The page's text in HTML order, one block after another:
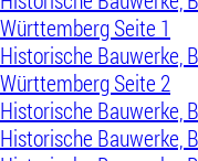
Württemberg Seite 1
Historische Bauwerke,
Württemberg Seite 2
Historische Bauwerke,
Historische Bauwerke,